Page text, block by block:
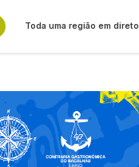
Toda uma região em direto